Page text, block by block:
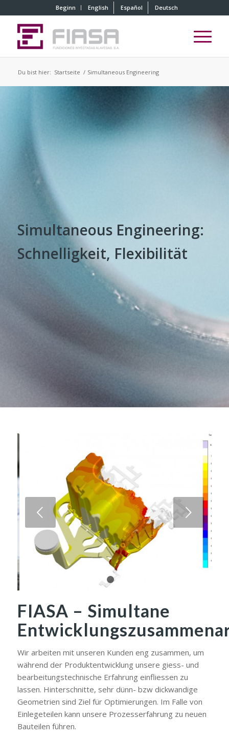
Beginn English Español Deutsch
Du bist hier: Startseite / Simultaneous Engineering
Simultaneous Engineering:
Schnelligkeit, Flexibilität
Weiter
FIASA – Simultane
Wir arbeiten mit unseren Kunden eng zusammen, um
während der Produktentwicklung unsere giess- und
bearbeitungstechnische Erfahrung einfliessen zu
lassen. Hinterschnitte, sehr dünn- bzw dickwandige
Geometrien sind Ziel für Optimierungen. Im Falle von
Einlegeteilen kann unsere Prozesserfahrung zu neuen
Bauteilen führen.